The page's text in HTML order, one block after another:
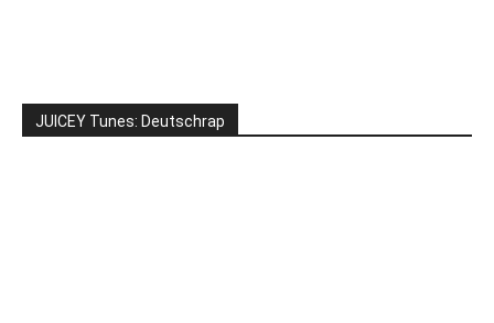
JUICEY Tunes: Deutschrap